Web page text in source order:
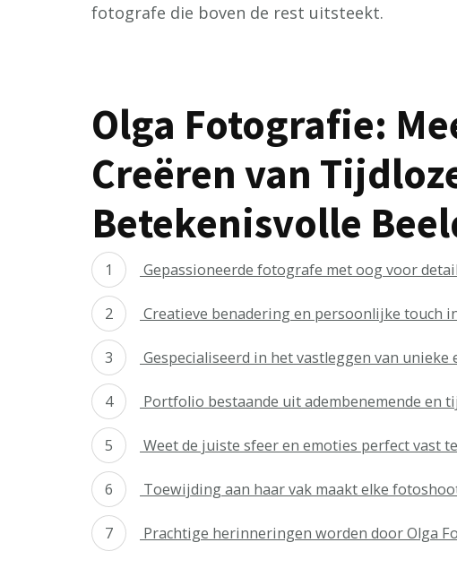
fotografe die boven de rest uitsteekt.
Olga Fotografie:
Creëren van
Betekenisvolle
Gepassioneerde fotografe met oog voor detail
Creatieve benadering en persoonlijke touch
Gespecialiseerd in het vastleggen van
Portfolio bestaande uit adembenemende en
Weet de juiste sfeer en emoties perfect vast
Toewijding aan haar vak maakt elke
Prachtige herinneringen worden door Olga